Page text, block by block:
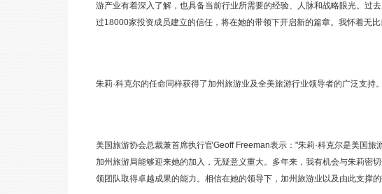
游产业有着深入了解，也具备当前行业所需要的经验、人脉和战略眼光。过
过18000家投资成员建立的信任，将在她的带领下开启新的篇章。我怀着无
朱莉·科克尔的任命同样获得了加州旅游业及全美旅游行业领导者的广泛支持。
美国旅游协会总裁兼首席执行官Geoff Freeman表示："朱莉·科克尔是美国
加州旅游局能够迎来她的加入，无疑意义重大。多年来，我有机会与朱莉密
领团队取得卓越成果的能力。相信在她的领导下，加州旅游业以及由此支撑